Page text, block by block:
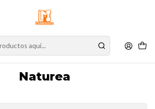
stock online es independiente de la tienda física.
garantizar sus productos y espere nuestra
Inicio Marcas
Naturea